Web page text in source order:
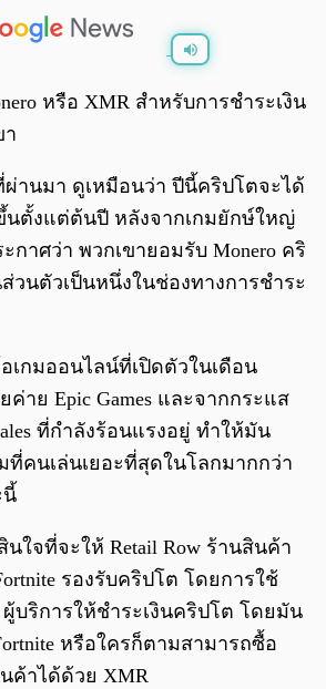
/
หรือ XMR สำหรับการชำระเงิน
า
านมา ดูเหมือนว่า ปีนี้คริปโตจะได้
นตั้งแต่ต้นปี หลังจากเกมยักษ์ใหญ่
ะกาศว่า พวกเขายอมรับ Monero คริ
วนตัวเป็นหนึ่งในช่องทางการชำระ
เกมออนไลน์ที่เปิดตัวในเดือน
ค่าย Epic Games และจากกระแส
ที่กำลังร้อนแรงอยู่ ทำให้มัน
ที่คนเล่นเยอะที่สุดในโลกมากกว่า
นี้
นใจที่จะให้ Retail Row ร้านสินค้า
รองรับคริปโต โดยการใช้
ผู้บริการให้ชำระเงินคริปโต โดยมัน
หรือใครก็ตามสามารถซื้อ
ค้าได้ด้วย XMR